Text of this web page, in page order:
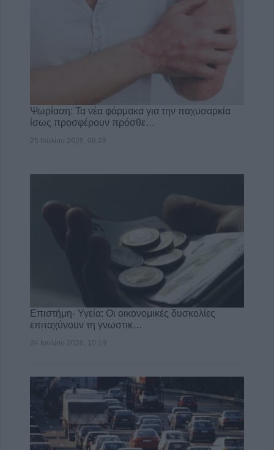
Ψωρίαση: Τα νέα φάρμακα για την παχυσαρκία
ίσως προσφέρουν πρόσθε…
25 Ιουλίου 2026, 08:29
Επιστήμη- Υγεία: Οι οικονομικές δυσκολίες
επιταχύνουν τη γνωστικ…
24 Ιουλίου 2026, 10:19